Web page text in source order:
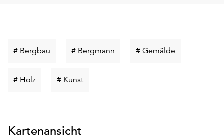
# Bergbau Schlüsselwort
# Bergmann Schlüsselwort
# Gemälde
# HolzSchlüsselwort
# KunstSchlüsselwort
Kartenansicht